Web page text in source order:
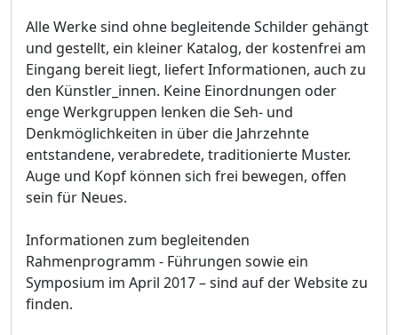
Alle Werke sind ohne begleitende Schilder gehängt
und gestellt, ein kleiner Katalog, der kostenfrei am
Eingang bereit liegt, liefert Informationen, auch zu
den Künstler_innen. Keine Einordnungen oder
enge Werkgruppen lenken die Seh- und
Denkmöglichkeiten in über die Jahrzehnte
entstandene, verabredete, traditionierte Muster.
Auge und Kopf können sich frei bewegen, offen
sein für Neues.
Informationen zum begleitenden
Rahmenprogramm - Führungen sowie ein
Symposium im April 2017 – sind auf der Website zu
finden.